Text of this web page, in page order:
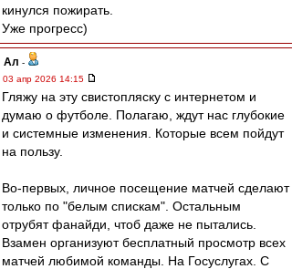
кинулся пожирать.
Уже прогресс)
Ал -
03 апр 2026 14:15
Гляжу на эту свистопляску с интернетом и
думаю о футболе. Полагаю, ждут нас глубокие
и системные изменения. Которые всем пойдут
на пользу.
Во-первых, личное посещение матчей сделают
только по "белым спискам". Остальным
отрубят фанайди, чтоб даже не пытались.
Взамен организуют бесплатный просмотр всех
матчей любимой команды. На Госуслугах. С